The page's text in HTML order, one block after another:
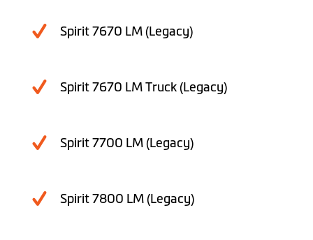
Spirit 7670 LM (Legacy)
Spirit 7670 LM Truck (Legacy)
Spirit 7700 LM (Legacy)
Spirit 7800 LM (Legacy)